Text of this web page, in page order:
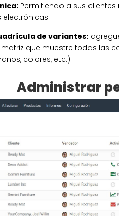
Permitiendo a sus
de variantes:
que muestre todas las
colores, etc.).
Administrar